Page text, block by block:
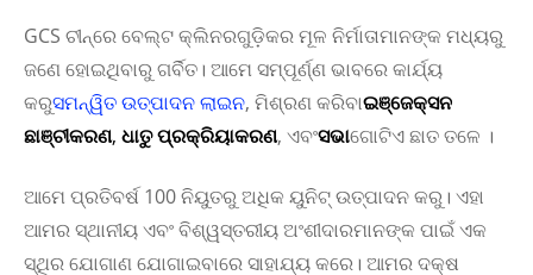
GCS ଚୀନ୍‌ରେ ବେଲ୍ଟ କ୍ଲିନରଗୁଡ଼ିକର ମୂଳ ନିର୍ମାତାମାନଙ୍କ ମଧ୍ୟରୁ
ଜଣେ ହୋଇଥିବାରୁ ଗର୍ବିତ। ଆମେ ସମ୍ପୂର୍ଣ୍ଣ ଭାବରେ କାର୍ଯ୍ୟ
କରୁସମନ୍ୱିତ ଉତ୍ପାଦନ ଲାଇନ, ମିଶ୍ରଣ କରିବାଇଞ୍ଜେକ୍ସନ
ଛାଞ୍ଚୀକରଣ, ଧାତୁ ପ୍ରକ୍ରିୟାକରଣ, ଏବଂସଭାଗୋଟିଏ ଛାତ ତଳେ ।
ଆମେ ପ୍ରତିବର୍ଷ 100 ନିୟୁତରୁ ଅଧିକ ୟୁନିଟ୍ ଉତ୍ପାଦନ କରୁ। ଏହା
ଆମର ସ୍ଥାନୀୟ ଏବଂ ବିଶ୍ୱସ୍ତରୀୟ ଅଂଶୀଦାରମାନଙ୍କ ପାଇଁ ଏକ
ସ୍ଥିର ଯୋଗାଣ ଯୋଗାଇବାରେ ସାହାଯ୍ୟ କରେ। ଆମର ଦକ୍ଷ